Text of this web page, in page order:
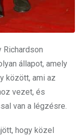
Richardson
állapot, amely
között, ami az
vezet, és
van a légzésre.
hogy közel